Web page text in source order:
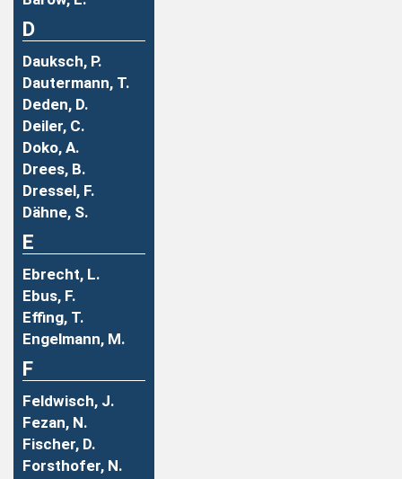
D
Dauksch, P.
Dautermann, T.
Deden, D.
Deiler, C.
Doko, A.
Drees, B.
Dressel, F.
Dähne, S.
E
Ebrecht, L.
Ebus, F.
Effing, T.
Engelmann, M.
F
Feldwisch, J.
Fezan, N.
Fischer, D.
Forsthofer, N.